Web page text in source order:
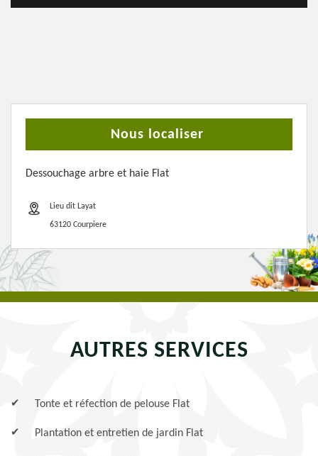
Nous localiser
Dessouchage arbre et haie Flat
Lieu dit Layat
63120 Courpiere
AUTRES SERVICES
Tonte et réfection de pelouse Flat
Plantation et entretien de jardin Flat